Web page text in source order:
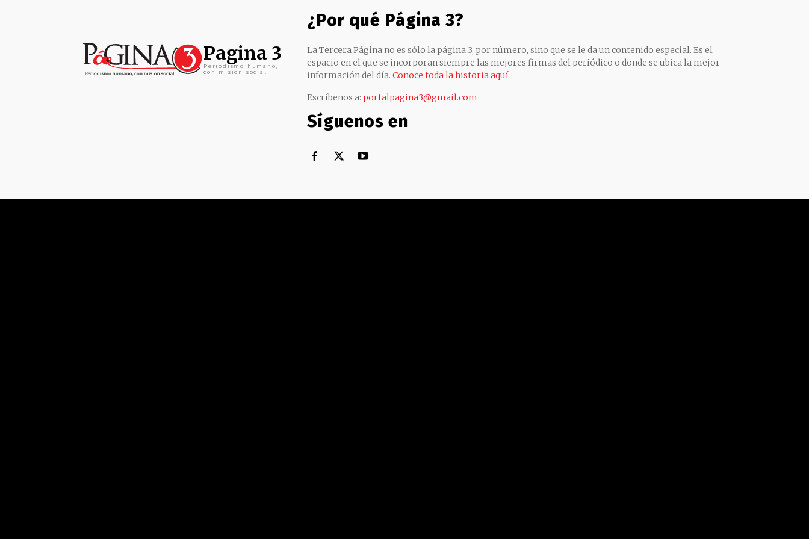
Pagina 3
Periodismo humano,
con mision social
¿Por qué Página 3?
La Tercera Página no es sólo la página 3, por número, sino que se le da un contenido especial. Es el
espacio en el que se incorporan siempre las mejores firmas del periódico o donde se ubica la mejor
información del día. Conoce toda la historia aquí
Escríbenos a: portalpagina3@gmail.com
Síguenos en